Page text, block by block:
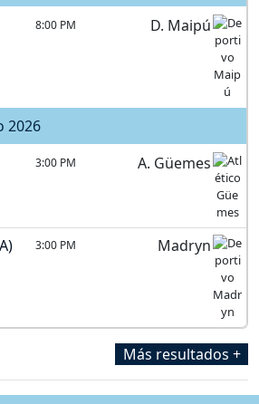
8:00 PM D. Maipú
2026
3:00 PM A. Güemes
3:00 PM Madryn
Más resultados +